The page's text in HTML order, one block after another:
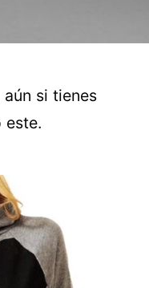
si tienes
este.